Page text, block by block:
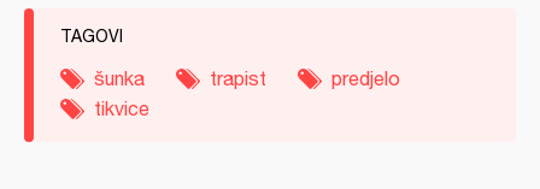
TAGOVI
šunka trapist
predjelo
tikvice